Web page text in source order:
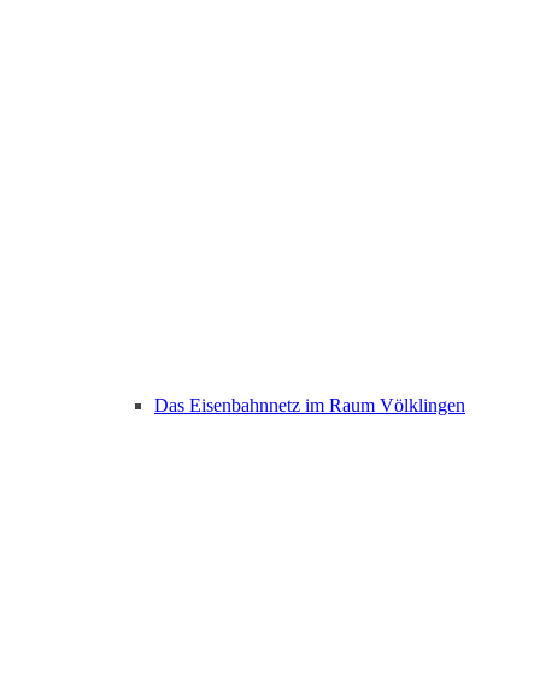
Das Eisenbahnnetz im Raum Völklingen